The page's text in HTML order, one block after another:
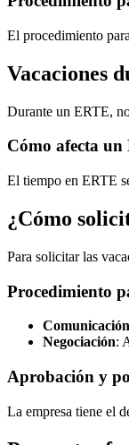
El procedimiento
Vacaciones
Durante un ERTE,
Cómo afecta un
El tiempo en ERTE
¿Cómo
Para solicitar las
Procedimiento
Comunicación
Negociación:
Aprobación y
La empresa tiene el